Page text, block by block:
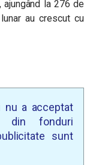
la 276 de
au crescut cu
nu a acceptat
din fonduri
sunt